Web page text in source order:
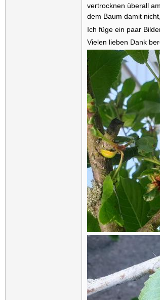
vertrocknen überall
dem Baum damit
Ich füge ein paar
Vielen lieben Dank